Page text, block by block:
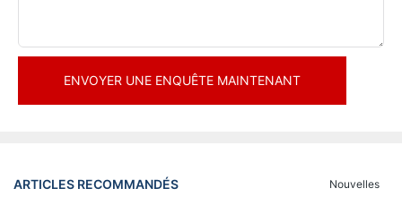
ENVOYER UNE ENQUÊTE MAINTENANT
ARTICLES RECOMMANDÉS Nouvelles